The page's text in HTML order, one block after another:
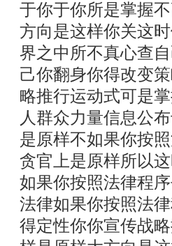
于你于你所是掌握
方向是这样你关这
界之中所不真心查
己你翻身你得改变
略推行运动式可是
人群众力量信息公
是原样不如果你按
贪官上是原样所以
如果你按照法律程
法律如果你按照法
得定性你你宣传战